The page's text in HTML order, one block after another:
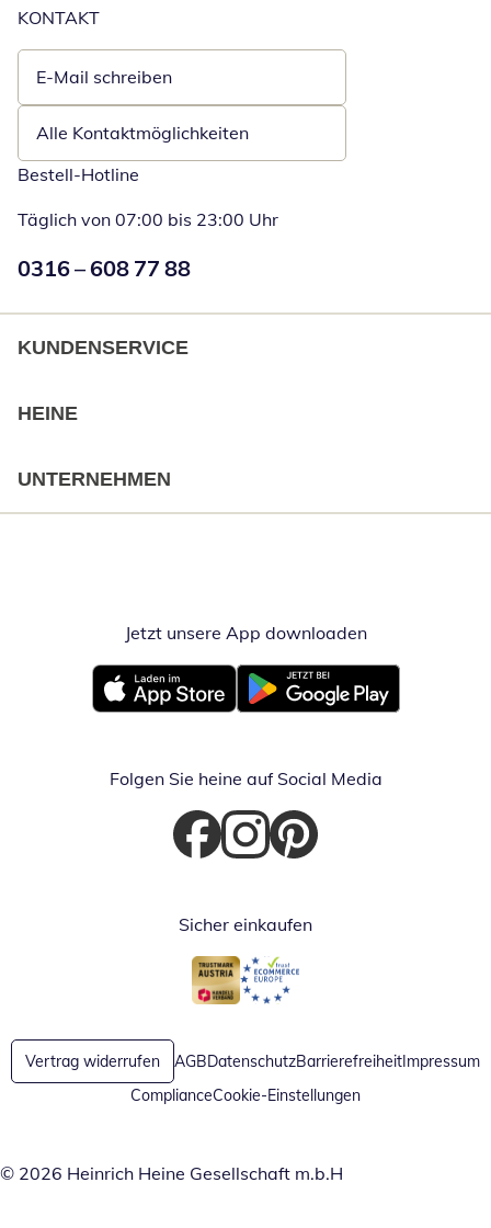
KONTAKT
E-Mail schreiben
Öffnet E-Mail-Client
Alle Kontaktmöglichkeiten
Bestell-Hotline
Täglich von 07:00 bis 23:00 Uhr
Numéro de téléphone:
0316 – 608 77 88
KUNDENSERVICE
HEINE
UNTERNEHMEN
Jetzt unsere App downloadenÖffnet in
Öffnet in neuem FensterÖffnet in neuem Fenster
Folgen Sie heine auf Social Media
Öffnet in neuem Fenster
Öffnet in neuem Fenster
Öffnet in neuem Fenster
Sicher einkaufen
Öffnet in neuem Fenster
Öffnet in neuem Fenster
Vertrag widerrufen AGBDatenschutzBarrierefreiheitImpressum
ComplianceCookie-Einstellungen
© 2026 Heinrich Heine Gesellschaft m.b.H